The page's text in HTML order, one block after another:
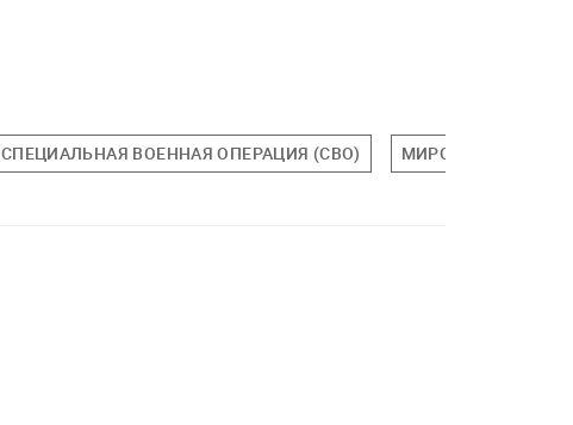
СПЕЦИАЛЬНАЯ ВОЕННАЯ ОПЕРАЦИЯ (СВО) МИРОВАЯ ПОЛИТИКА